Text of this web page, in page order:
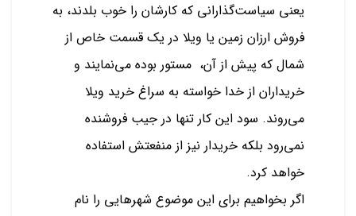
یعنی سیاست‌گذارانی که کارشان را خوب بلدند، به
فروش ارزان زمین یا ویلا در یک قسمت خاص از
شمال که پیش از آن، مستور بوده می‌نمایند و
خریداران از خدا خواسته به سراغ خرید ویلا
می‌روند. سود این کار تنها در جیب فروشنده
نمی‌رود بلکه خریدار نیز از منفعتش استفاده
خواهد کرد.
اگر بخواهیم برای این موضوع شهرهایی را نام